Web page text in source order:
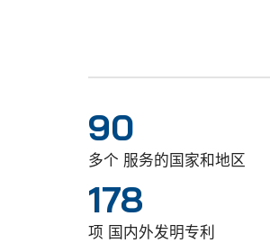
90
多个 服务的国家和地区
178
项 国内外发明专利